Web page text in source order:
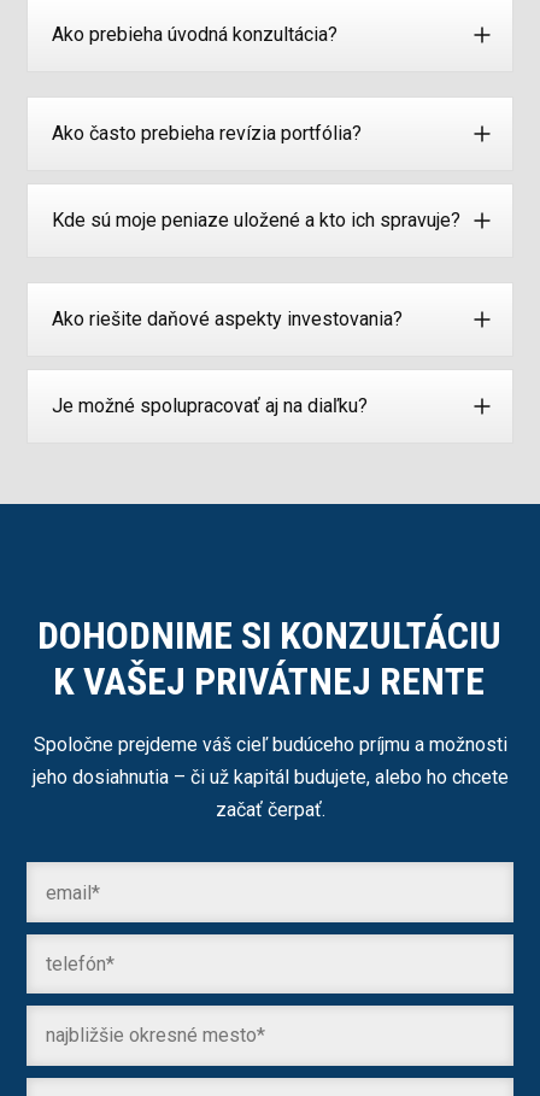
Ako prebieha úvodná konzultácia?
Ako často prebieha revízia portfólia?
Kde sú moje peniaze uložené a kto ich spravuje?
Ako riešite daňové aspekty investovania?
Je možné spolupracovať aj na diaľku?
DOHODNIME SI KONZULTÁCIU
K VAŠEJ PRIVÁTNEJ RENTE
Spoločne prejdeme váš cieľ budúceho príjmu a možnosti
jeho dosiahnutia – či už kapitál budujete, alebo ho chcete
začať čerpať.